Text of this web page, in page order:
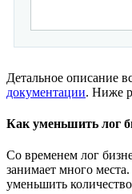
Детальное описание
документации. Ниже
Как уменьшить лог
Со временем лог
занимает много
уменьшить